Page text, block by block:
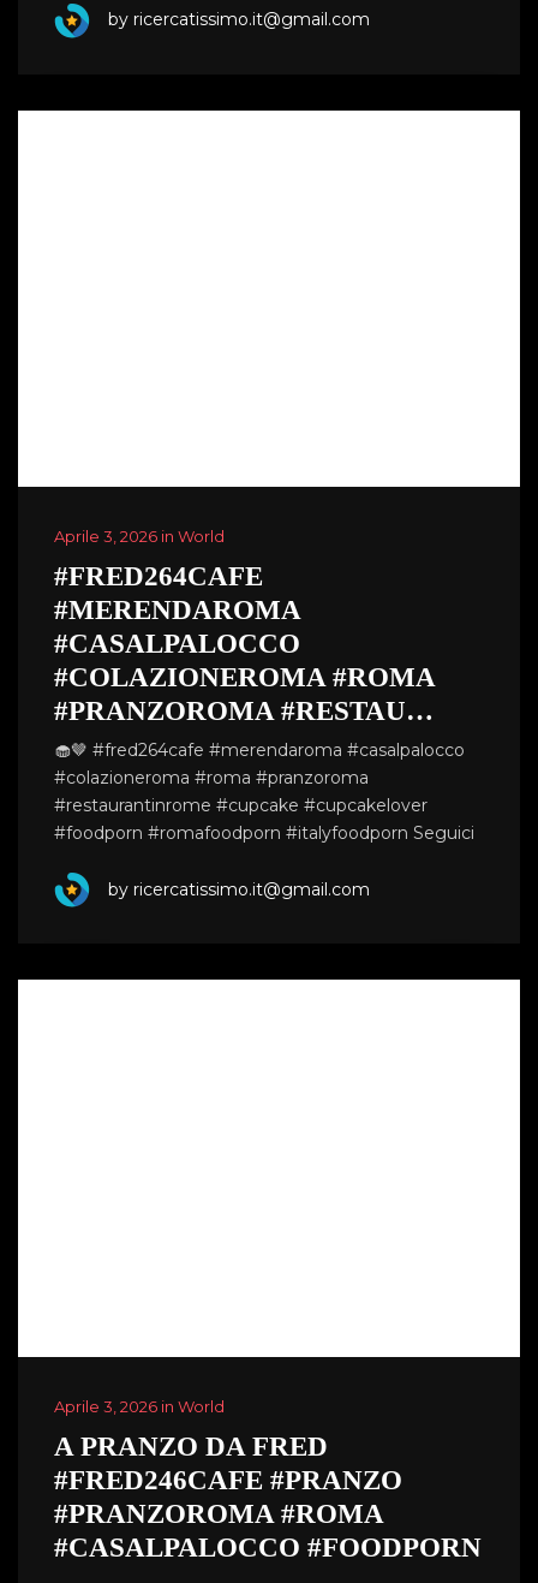
by ricercatissimo.it@gmail.com
Aprile 3, 2026 in World
#FRED264CAFE
#MERENDAROMA
#CASALPALOCCO
#COLAZIONEROMA #ROMA
#PRANZOROMA #RESTAU…
🧁🤎 #fred264cafe #merendaroma #casalpalocco
#colazioneroma #roma #pranzoroma
#restaurantinrome #cupcake #cupcakelover
#foodporn #romafoodporn #italyfoodporn Seguici
by ricercatissimo.it@gmail.com
Aprile 3, 2026 in World
A PRANZO DA FRED
#FRED246CAFE #PRANZO
#PRANZOROMA #ROMA
#CASALPALOCCO #FOODPORN